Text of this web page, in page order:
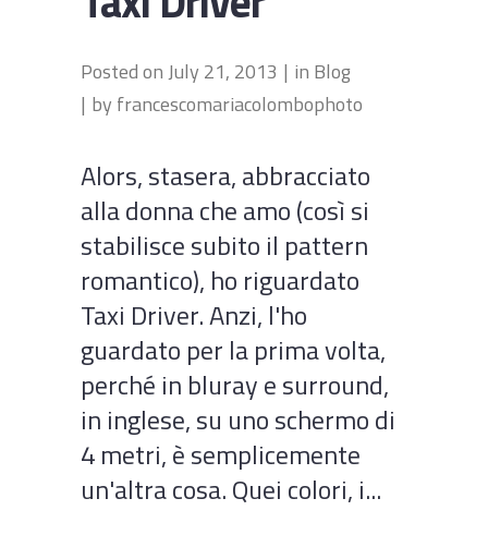
Posted onJuly 21, 2013 in Blog
by francescomariacolombophoto
Alors, stasera, abbracciato
alla donna che amo (così si
stabilisce subito il pattern
romantico), ho riguardato
Taxi Driver. Anzi, l'ho
guardato per la prima volta,
perché in bluray e surround,
in inglese, su uno schermo di
4 metri, è semplicemente
un'altra cosa. Quei colori, i...